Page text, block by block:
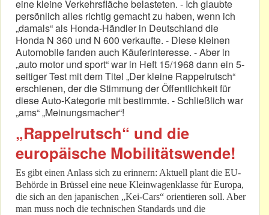
eine kleine Verkehrsfläche belasteten. - Ich glaubte
persönlich alles richtig gemacht zu haben, wenn ich
„damals“ als Honda-Händler in Deutschland die
Honda N 360 und N 600 verkaufte. - Diese kleinen
Automobile fanden auch Käuferinteresse. - Aber in
„auto motor und sport“ war in Heft 15/1968 dann ein 5-
seitiger Test mit dem Titel „Der kleine Rappelrutsch“
erschienen, der die Stimmung der Öffentlichkeit für
diese Auto-Kategorie mit bestimmte. - Schließlich war
„ams“ „Meinungsmacher“!
„Rappelrutsch“ und die
europäische Mobilitätswende!
Es gibt einen Anlass sich zu erinnern: Aktuell plant die EU-
Behörde in Brüssel eine neue Kleinwagenklasse für Europa,
die sich an den japanischen „Kei-Cars“ orientieren soll. Aber
man muss noch die technischen Standards und die